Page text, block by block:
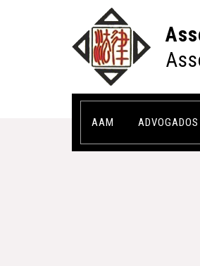
AAM ADVOGADOS